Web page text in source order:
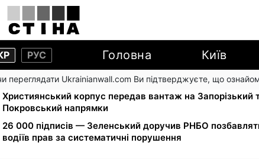
РУС Головна Київ
переглядати Ukrainianwall.com Ви підтверджуєте, що
Мавіки, зарядні станції та апарати для реанімації:
Християнський корпус передав вантаж на Запорізький
Покровський напрямки
26 000 підписів — Зеленський доручив РНБО
водіїв прав за систематичні порушення